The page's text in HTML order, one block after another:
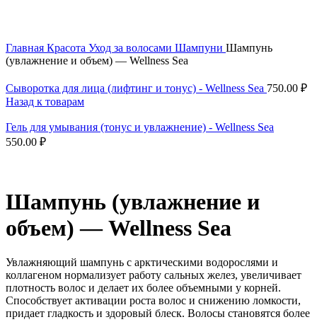
Главная Красота Уход за волосами Шампуни Шампунь
(увлажнение и объем) — Wellness Sea
Сыворотка для лица (лифтинг и тонус) - Wellness Sea 750.00 ₽
Назад к товарам
Гель для умывания (тонус и увлажнение) - Wellness Sea
550.00 ₽
Шампунь (увлажнение и
объем) — Wellness Sea
Увлажняющий шампунь с арктическими водорослями и
коллагеном нормализует работу сальных желез, увеличивает
плотность волос и делает их более объемными у корней.
Способствует активации роста волос и снижению ломкости,
придает гладкость и здоровый блеск. Волосы становятся более